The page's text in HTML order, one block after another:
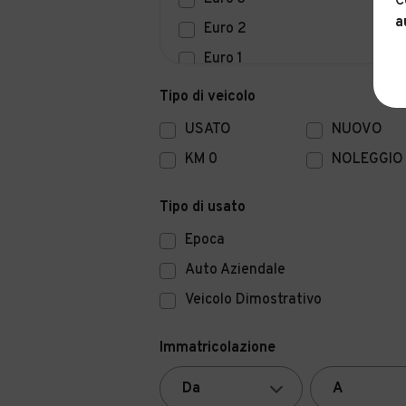
Euro 2
Euro 1
Euro 0
Tipo di veicolo
USATO
NUOVO
KM 0
NOLEGGIO
Tipo di usato
Epoca
Auto Aziendale
Veicolo Dimostrativo
Immatricolazione